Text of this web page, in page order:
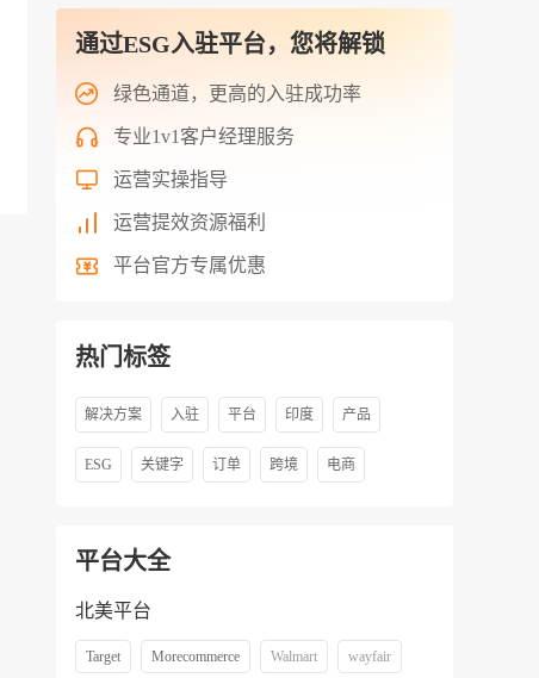
通过ESG入驻平台，您将解锁
绿色通道，更高的入驻成功率
专业1v1客户经理服务
运营实操指导
运营提效资源福利
平台官方专属优惠
热门标签
解决方案 入驻 平台 印度 产品
ESG 关键字 订单 跨境 电商
平台大全
北美平台
Target Morecommerce Walmart wayfair